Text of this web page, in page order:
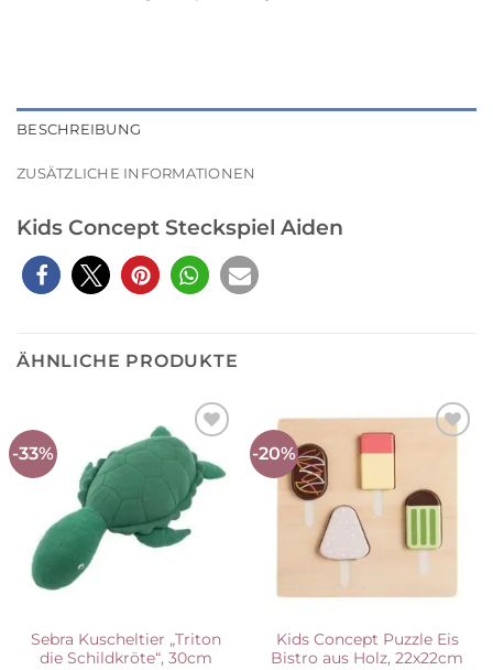
BESCHREIBUNG
ZUSÄTZLICHE INFORMATIONEN
Kids Concept Steckspiel Aiden
ÄHNLICHE PRODUKTE
-33%
Auf die
Wunschliste
Sebra Kuscheltier „Triton
die Schildkröte“, 30cm
-20%
Kids Concept Puzzle Eis
Bistro aus Holz, 22x22cm